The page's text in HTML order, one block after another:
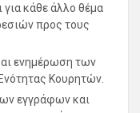
κάθε άλλο θέμα
προς τους
ενημέρωση των
Κουρητών.
εγγράφων και